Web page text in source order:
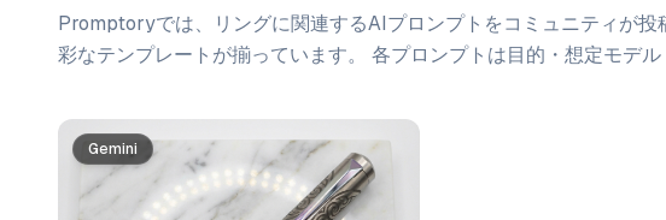
Promptoryでは、 リングに関連するAIプロンプトをコミュニティが投
彩なテンプレートが揃っています。 各プロンプトは目的・想定モデ
プロンプト一覧
Gemini